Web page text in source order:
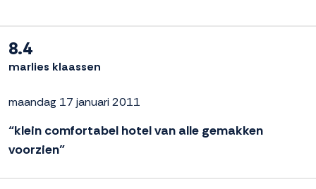
8.4
marlies klaassen
maandag 17 januari 2011
“klein comfortabel hotel van alle gemakken
voorzien”